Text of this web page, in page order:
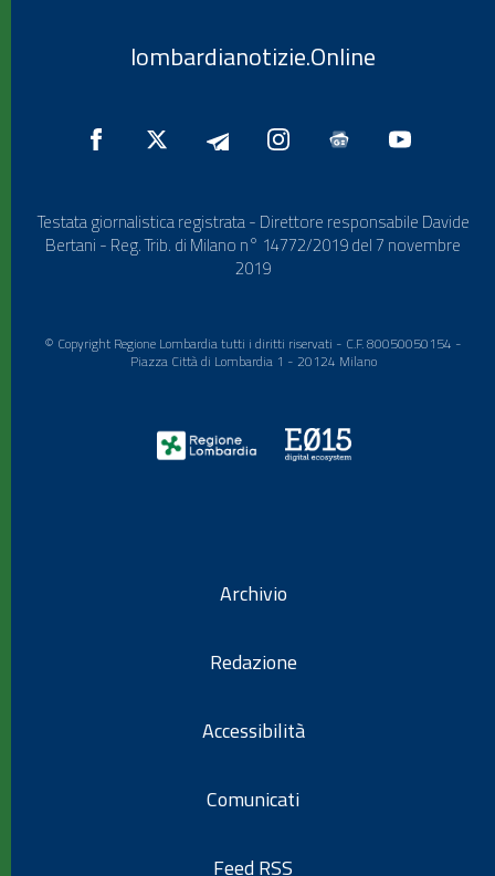
lombardianotizie.Online
Testata giornalistica registrata - Direttore responsabile Davide
Bertani - Reg. Trib. di Milano n° 14772/2019 del 7 novembre
2019
© Copyright Regione Lombardia tutti i diritti riservati - C.F. 80050050154 -
Piazza Città di Lombardia 1 - 20124 Milano
Archivio
Redazione
Accessibilità
Comunicati
Feed RSS